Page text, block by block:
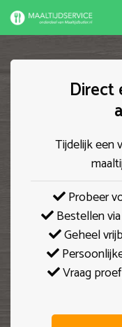
Spring
naar
Direct
Tijdelijk een
Probeer
Bestellen
Geheel
Vraag